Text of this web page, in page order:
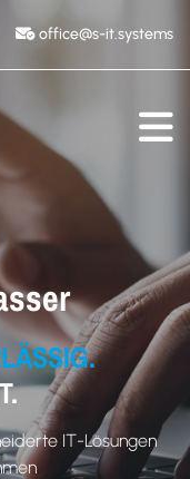
 office@s-it.systems
IT-Lösungen